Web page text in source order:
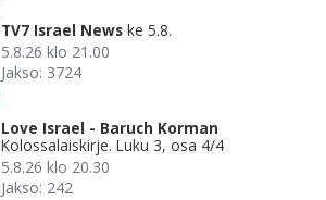
TV7 Israel News ke 5.8.
5.8.26 klo 21.00
Jakso: 3724
Love Israel - Baruch Korman
Kolossalaiskirje. Luku 3, osa 4/4
5.8.26 klo 20.30
Jakso: 242